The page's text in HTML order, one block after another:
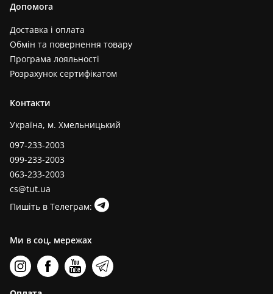
Допомога
Доставка і оплата
Обмін та повернення товару
Програма лояльності
Розрахунок сертифікатом
Контакти
Україна, м. Хмельницький
097-233-2003
099-233-2003
063-233-2003
cs@tut.ua
Пишіть в Телеграм:
Ми в соц. мережах